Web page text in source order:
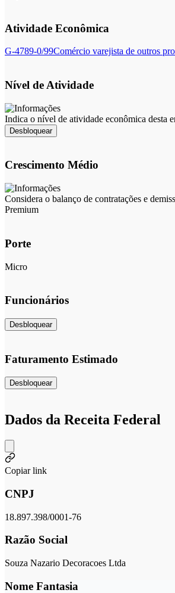
Atividade Econômica
G-4789-0/99Comércio varejista de outros
Nível de Atividade
Indica o nível de atividade econômica desta
Desbloquear
Crescimento Médio
Considera o balanço de contratações e
Premium
Porte
Micro
Funcionários
Desbloquear
Faturamento Estimado
Desbloquear
Dados da Receita Federal
Copiar link
CNPJ
18.897.398/0001-76
Razão Social
Souza Nazario Decoracoes Ltda
Nome Fantasia